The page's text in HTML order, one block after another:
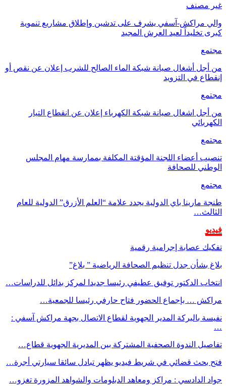
غير مصنف
والي مراكش-آسفي يشرف على تدشين وإطلاق مشاريع تنموية
كبرى تخليداً لعيد العرش المجيد
مجتمع
من أجل أشغال صيانة شبكة الماء الصالح للشرب إعلان عن نقص أو
إنقطاع في التزويد
مجتمع
من أجل اشغال صيانة شبكة الكهرباء إعلان عن انقطاع التيار
الكهربائي
مجتمع
تنصيب أعضاء اللجنة المؤقتة المكلفة بممارسة مهام المجلس
الوطني للصحافة
مجتمع
طنجة مارينا باي الدولية يجدد علامة “العلم الأزرق” الدولية للعام
الثالث…
فيديو
تفكيك عصابة إجرامية رقمية
بلاغ بشأن جدل تنظيم الصحافة الرياضية ” بلاغ”
انتخاب الدكتور توفيق عطيفي رئيسا جديدا لمركز بدائل للدراسات…
مراكش … بإجماع الحضور فتاح حارفي رئيسا للجمعية…
نفيسة بالبركة المدير الجهوية لقطاع الاتصال بجهة مراكش آسفي :
…
تفاصيل الندوة الصحفية المشتركة بين المديرية الجهوية قطاع…
فتح بحث قضائي في شريط فيديو يظهر تبادل سائقا سيارتي أجرة…
جواد الدادسي : مراكز ومعاهد الدبلومات والشواهد المزورة تغزو…